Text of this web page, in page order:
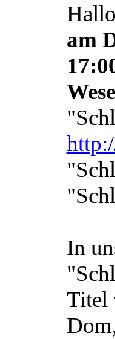
am
In
Titel